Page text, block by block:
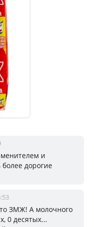
и
дорогие
ЗМЖ! А молочного
0 десятых...